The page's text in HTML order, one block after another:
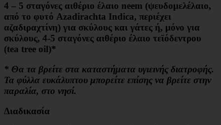
4 – 5 σταγόνες αιθέριο έλαιο neem (ψευδομελέλαιο,
από το φυτό Azadirachta Indica, περιέχει
αζαδιραχτίνη) για σκύλους και γάτες ή, μόνο για
σκύλους, 4-5 σταγόνες αιθέριο έλαιο τεϊόδεντρου
(tea tree oil)*
* Θα τα βρείτε στα καταστήματα υγιεινής διατροφής.
Τα φύλλα ευκάλυπτου μπορείτε επίσης να βρείτε στην
παραλία, στο νησί.
Διαδικασία